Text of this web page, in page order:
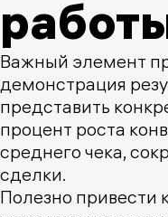
Важный элемент
демонстрация
представить
процент роста
среднего чека,
сделки.
Полезно привести